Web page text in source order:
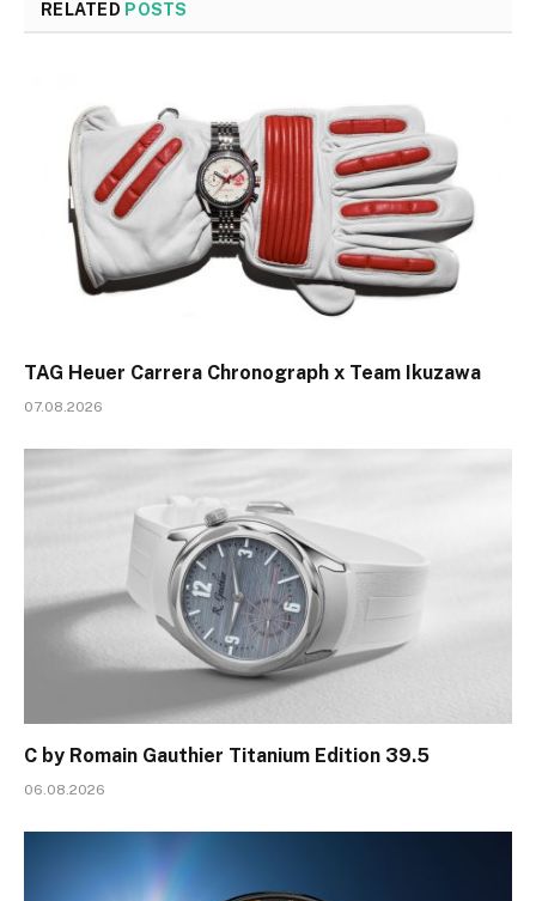
RELATED POSTS
TAG Heuer Carrera Chronograph x Team Ikuzawa
07.08.2026
C by Romain Gauthier Titanium Edition 39.5
06.08.2026